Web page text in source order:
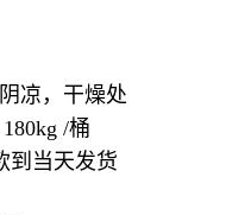
凉，干燥处
/桶
到当天发货